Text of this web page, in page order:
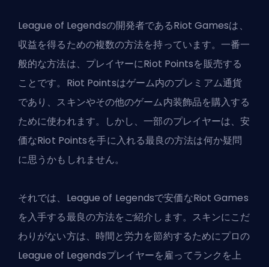
League of Legendsの開発者であるRiot Gamesは、
収益を得るための複数の方法を持っています。一番一
般的な方法は、プレイヤーにRiot Pointsを販売する
ことです。Riot Pointsはゲーム内のプレミアム通貨
であり、スキンやその他のゲーム内装飾品を購入する
ために使われます。しかし、一部のプレイヤーは、安
価なRiot Pointsを手に入れる最良の方法は何か疑問
に思うかもしれません。
それでは、League of Legendsで安価なRiot Games
を入手する最良の方法をご紹介します。スキンにこだ
わりがない方は、時間と労力を節約するためにプロの
League of Legendsプレイヤーを雇ってランクを上